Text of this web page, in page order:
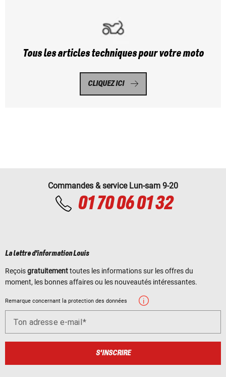
Tous les articles techniques pour votre moto
CLIQUEZ ICI
Commandes & service Lun-sam 9-20
01 70 06 01 32
La lettre d'information Louis
Reçoisgratuitementtoutes les informations sur les offres du
moment, les bonnes affaires ou les nouveautés intéressantes.
Remarque concernant la protection des données
Ton adresse e-mail
S'INSCRIRE